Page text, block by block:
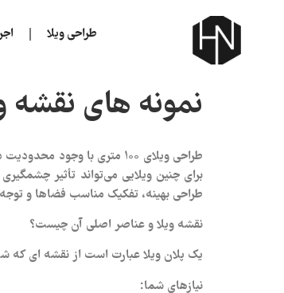
طراحی ویلا
نمونه های نقشه ویلای
طراحی ویلای ۱۰۰ متری با
طراحی بهینه، تفکیک مناسب فضاها و توجه
نقشه ویلا و عناصر اصلی آن چیست؟
یک پلان ویلا عبارت است از نقشه‌ ای که
نیازهای شما: